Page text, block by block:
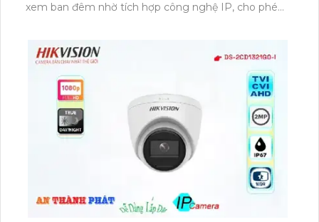
xem ban đêm nhờ tích hợp công nghệ IP, cho phép
sáng yếu.Với khả năng ghi hình trên 2 HDD và chất
lượng hình ảnh sắc nét, KX-DAi4K8216EN3 đảm bảo
mang lại những hình ảnh chân thực và đáng tin cậy.
Sản phẩm cũng tích hợp công nghệ AI trong việc
nhận diện khuôn mặt, giúp tăng cường tính bảo mật
của hệ thống.KX-DAi4K8216EN3 cũng nổi bật với khả
năng dễ dàng nâng cấp hệ thống camera. Đầu ghi 16
kênh cho phép lắp đặt nhiều camera để quan sát
một công trình lớn. Với những đặc điểm vượt trội,
sản phẩm này đáng là sự lựa chọn hàng đầu cho các